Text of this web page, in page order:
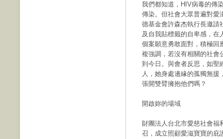
我們都知道，HIV病毒的傳
傳染。但社會大眾普遍對愛
德基金會許森杰執行長邀請
及自我貼標籤的自卑感，在
個案願意勇敢面對，積極回
複強調，若沒有相關的社會
到今日。與會者反思，如聖
人，她身處邊緣的孤獨無
張開雙臂擁抱他們嗎？
開啟妳的場域
財團法人台北市愛慈社會福
召，成立照顧愛滋寶寶的庇